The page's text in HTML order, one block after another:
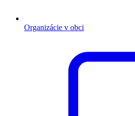
Organizácie v obci